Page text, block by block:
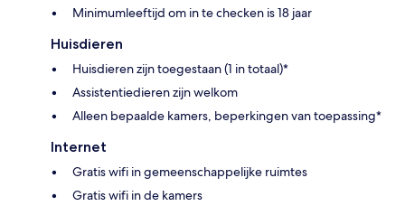
Minimumleeftijd om in te checken is 18 jaar
Huisdieren
Huisdieren zijn toegestaan (1 in totaal)*
Assistentiedieren zijn welkom
Alleen bepaalde kamers, beperkingen van toepassing*
Internet
Gratis wifi in gemeenschappelijke ruimtes
Gratis wifi in de kamers